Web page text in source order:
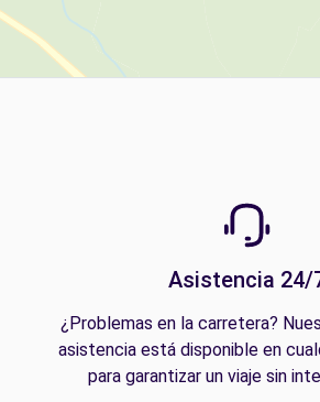
Asistencia 24/
¿Problemas en la carretera?
asistencia está disponible en
para garantizar un viaje sin